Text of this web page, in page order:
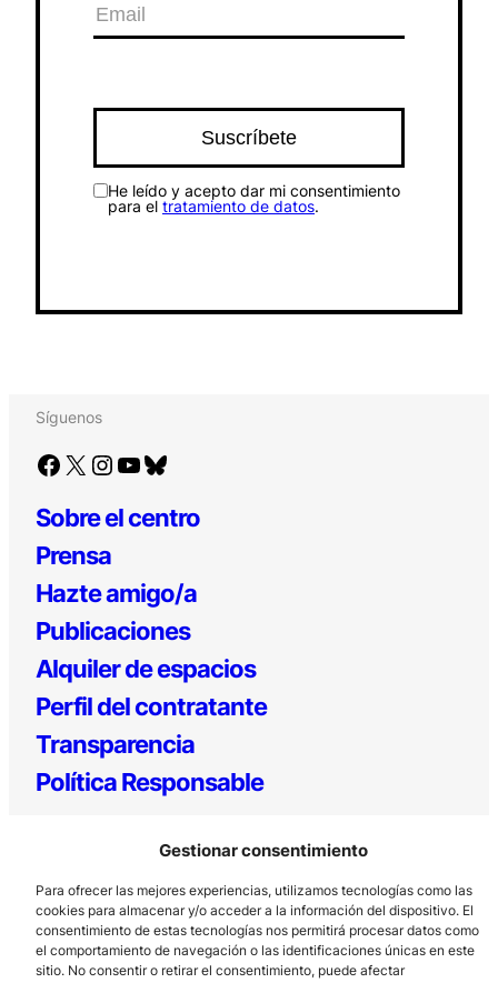
Gestionar consentimiento
Para ofrecer las mejores experiencias, utilizamos tecnologías como las
cookies para almacenar y/o acceder a la información del dispositivo. El
consentimiento de estas tecnologías nos permitirá procesar datos como
el comportamiento de navegación o las identificaciones únicas en este
sitio. No consentir o retirar el consentimiento, puede afectar
He leído y acepto dar mi consentimiento
para el tratamiento de datos.
Síguenos
Facebook X Instagram YouTube Bluesky
Sobre el centro
Prensa
Hazte amigo/a
Publicaciones
Alquiler de espacios
Perfil del contratante
Transparencia
Política Responsable
Los Prados, 121 – 33203 Gijón